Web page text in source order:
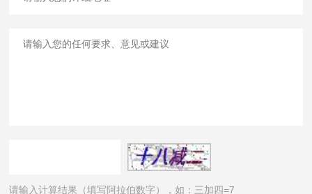
请输入计算结果（填写阿拉伯数字），如：三加四=7